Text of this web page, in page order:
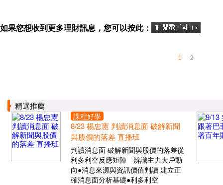
如果您想收到更多理財訊息，您可以按此：
1 2
精選推薦
課程好學
8/23 楊忠憲 判讀消息面 破解新聞
與股價的落差 直播班
判讀消息面 破解新聞與股價的落差從
利多利空反應矩陣 辨識主力大戶動
向●消息來源與資訊價值判讀 建立正
確消息面分析基礎●利多利空